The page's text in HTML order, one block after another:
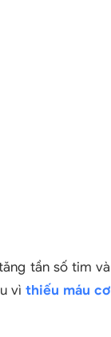
tần số tim và
vì thiếu máu cơ